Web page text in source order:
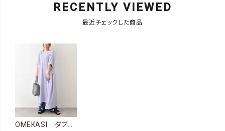
RECENTLY VIEWED
最近チェックした商品
OMEKASI｜ダブルガーゼフレンチワンピース [[C-764]][C]